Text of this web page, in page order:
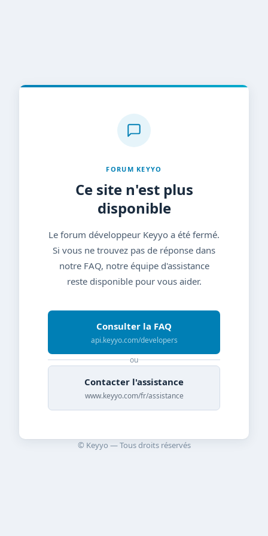
FORUM KEYYO
Ce site n'est plus
disponible
Le forum développeur Keyyo a été fermé.
Si vous ne trouvez pas de réponse dans
notre FAQ, notre équipe d'assistance
reste disponible pour vous aider.
Consulter la FAQ
api.keyyo.com/developers
ou
Contacter l'assistance
www.keyyo.com/fr/assistance
© Keyyo — Tous droits réservés